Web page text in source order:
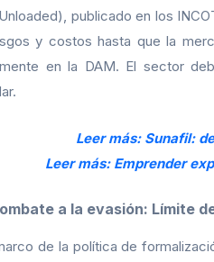
publicado en los
y costos hasta que la
en la DAM. El sector
Leer más: Sunafil:
Leer más: Emprender
a la evasión: Límite
de la política de